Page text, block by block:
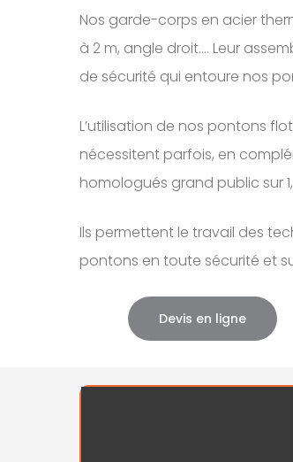
Nos garde-corps en acier
à 2 m, angle droit.… Leur
de sécurité qui entoure nos
L’utilisation de nos pontons
nécessitent parfois, en
homologués grand public sur
Ils permettent le travail des
pontons en toute sécurité et
Devis en ligne